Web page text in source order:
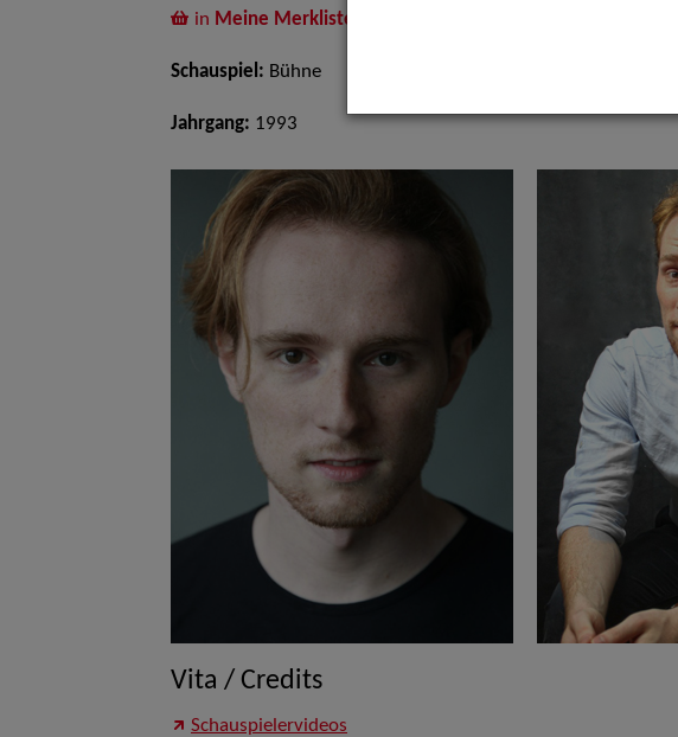
in Meine Merkliste
Schauspiel: Bühne
Jahrgang: 1993
Vita / Credits
Schauspielervideos